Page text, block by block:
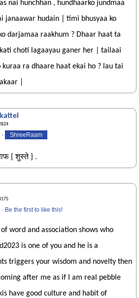
nai hunchhan , hundhaarko jundmaa
janaawar hudain | timi bhusyaa ko
darjamaa raakhum ? Dhaar haat ta
choti lagaayau ganer her | tailaai
kuraa ra dhaare haat ekai ho ? lau tai
|
· ShreeRaam
{ शुस्ते } .
· Be the first to like this!
word and association shows who
is one of you and he is a
triggers your wisdom and novelty then
after me as if I am real pebble
have good culture and habit of